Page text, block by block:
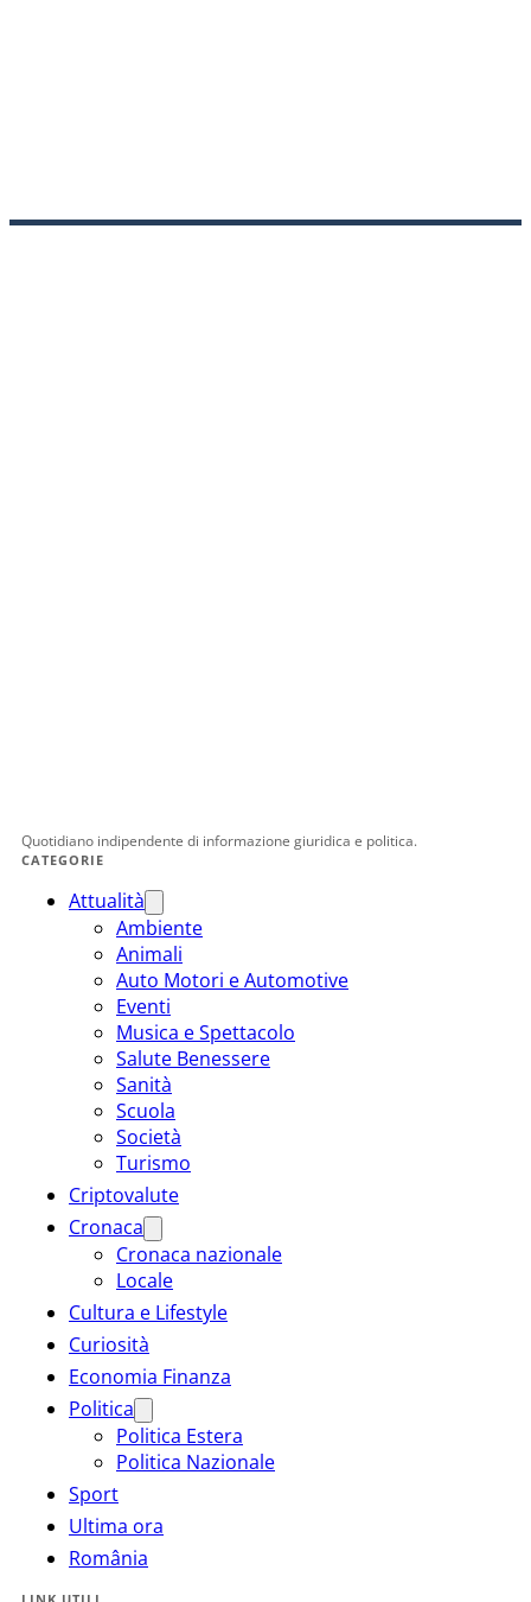
Quotidiano indipendente di informazione giuridica e politica.
CATEGORIE
Attualità
Ambiente
Animali
Auto Motori e Automotive
Eventi
Musica e Spettacolo
Salute Benessere
Sanità
Scuola
Società
Turismo
Criptovalute
Cronaca
Cronaca nazionale
Locale
Cultura e Lifestyle
Curiosità
Economia Finanza
Politica
Politica Estera
Politica Nazionale
Sport
Ultima ora
România
LINK UTILI